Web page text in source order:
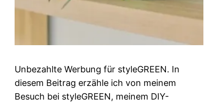
Unbezahlte Werbung für styleGREEN. In
diesem Beitrag erzähle ich von meinem
Besuch bei styleGREEN, meinem DIY-